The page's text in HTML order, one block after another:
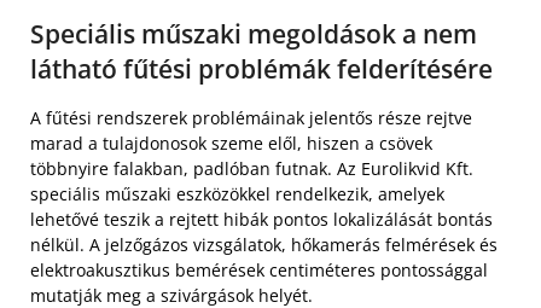
Speciális műszaki megoldások a nem
látható fűtési problémák felderítésére
A fűtési rendszerek problémáinak jelentős része rejtve
marad a tulajdonosok szeme elől, hiszen a csövek
többnyire falakban, padlóban futnak. Az Eurolikvid Kft.
speciális műszaki eszközökkel rendelkezik, amelyek
lehetővé teszik a rejtett hibák pontos lokalizálását bontás
nélkül. A jelzőgázos vizsgálatok, hőkamerás felmérések és
elektroakusztikus bemérések centiméteres pontossággal
mutatják meg a szivárgások helyét.